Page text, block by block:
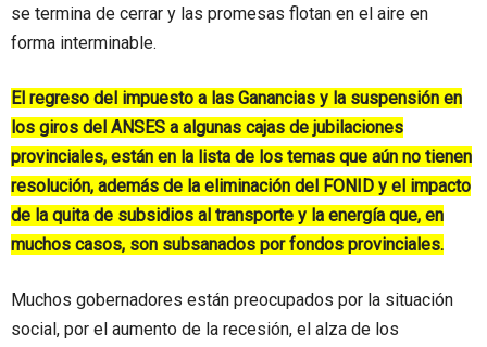
se termina de cerrar y las promesas flotan en el aire en
forma interminable.
El regreso del impuesto a las Ganancias y la suspensión en
los giros del ANSES a algunas cajas de jubilaciones
provinciales, están en la lista de los temas que aún no tienen
resolución, además de la eliminación del FONID y el impacto
de la quita de subsidios al transporte y la energía que, en
muchos casos, son subsanados por fondos provinciales.
Muchos gobernadores están preocupados por la situación
social, por el aumento de la recesión, el alza de los